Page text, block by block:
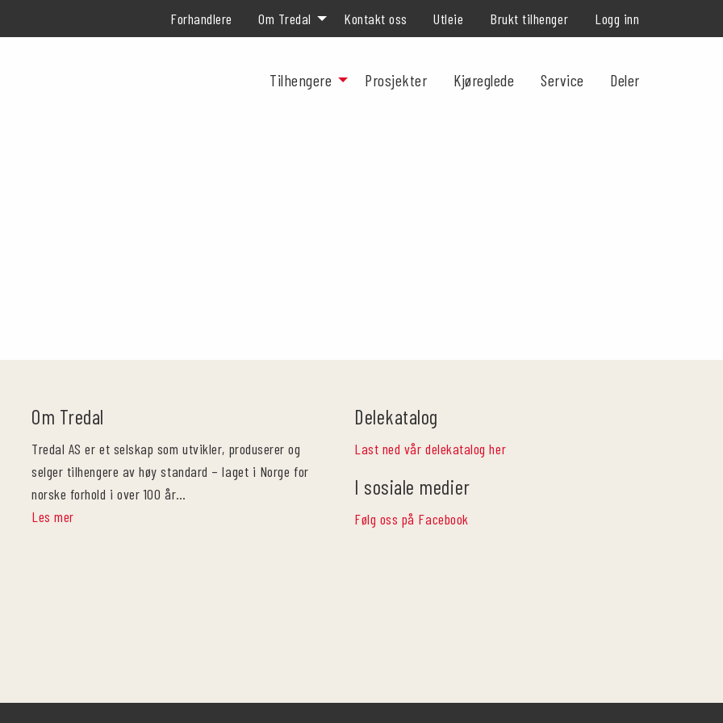
Forhandlere Om Tredal Kontakt oss Utleie Brukt tilhenger Logg inn
Tilhengere Prosjekter Kjøreglede Service Deler
Om Tredal
Tredal AS er et selskap som utvikler, produserer og
selger tilhengere av høy standard – laget i Norge for
norske forhold i over 100 år…
Les mer
Delekatalog
Last ned vår delekatalog her
I sosiale medier
Følg oss på Facebook